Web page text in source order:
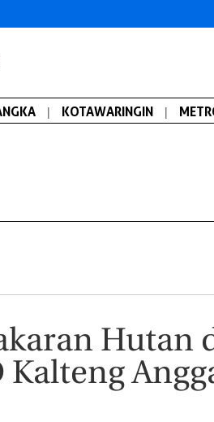
| KOTAWARINGIN |
Hutan
Kalteng